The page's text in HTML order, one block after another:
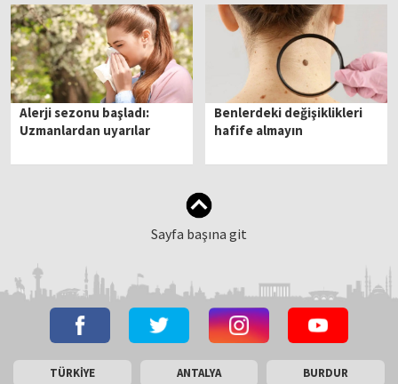
Alerji sezonu başladı:
Uzmanlardan uyarılar
Benlerdeki değişiklikleri
hafife almayın
Sayfa başına git
TÜRKİYE ANTALYA BURDUR